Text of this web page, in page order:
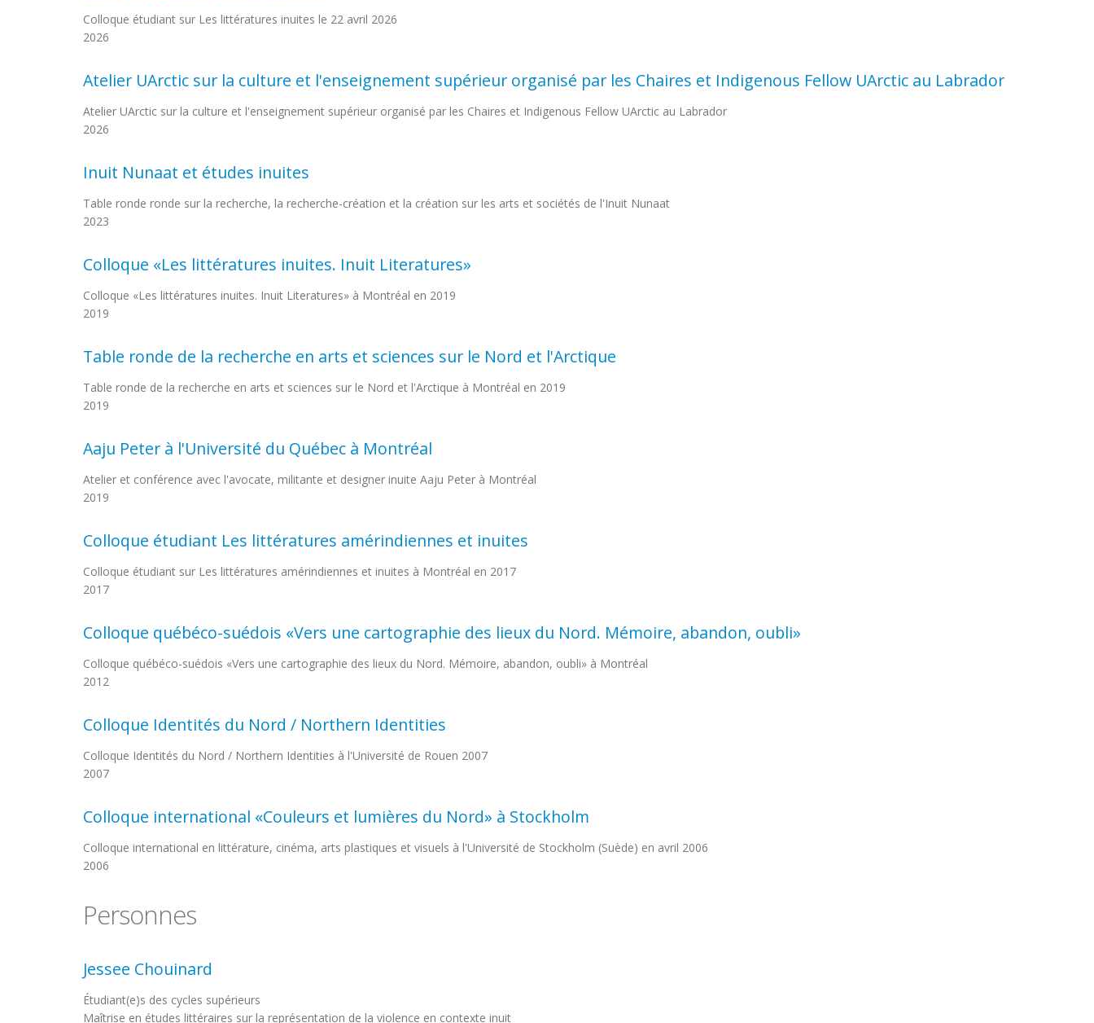
Colloque étudiant sur Les littératures inuites le 22 avril 2026
2026
Atelier UArctic sur la culture et l'enseignement supérieur organisé par les Chaires et Indigenous Fellow UArctic au Labrador
Atelier UArctic sur la culture et l'enseignement supérieur organisé par les Chaires et Indigenous Fellow UArctic au Labrador
2026
Inuit Nunaat et études inuites
Table ronde ronde sur la recherche, la recherche-création et la création sur les arts et sociétés de l'Inuit Nunaat
2023
Colloque «Les littératures inuites. Inuit Literatures»
Colloque «Les littératures inuites. Inuit Literatures» à Montréal en 2019
2019
Table ronde de la recherche en arts et sciences sur le Nord et l'Arctique
Table ronde de la recherche en arts et sciences sur le Nord et l'Arctique à Montréal en 2019
2019
Aaju Peter à l'Université du Québec à Montréal
Atelier et conférence avec l'avocate, militante et designer inuite Aaju Peter à Montréal
2019
Colloque étudiant Les littératures amérindiennes et inuites
Colloque étudiant sur Les littératures amérindiennes et inuites à Montréal en 2017
2017
Colloque québéco-suédois «Vers une cartographie des lieux du Nord. Mémoire, abandon, oubli»
Colloque québéco-suédois «Vers une cartographie des lieux du Nord. Mémoire, abandon, oubli» à Montréal
2012
Colloque Identités du Nord / Northern Identities
Colloque Identités du Nord / Northern Identities à l'Université de Rouen 2007
2007
Colloque international «Couleurs et lumières du Nord» à Stockholm
Colloque international en littérature, cinéma, arts plastiques et visuels à l'Université de Stockholm (Suède) en avril 2006
2006
Personnes
Jessee Chouinard
Étudiant(e)s des cycles supérieurs
Maîtrise en études littéraires sur la représentation de la violence en contexte inuit